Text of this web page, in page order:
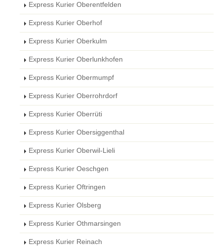
Express Kurier Oberentfelden
Express Kurier Oberhof
Express Kurier Oberkulm
Express Kurier Oberlunkhofen
Express Kurier Obermumpf
Express Kurier Oberrohrdorf
Express Kurier Oberrüti
Express Kurier Obersiggenthal
Express Kurier Oberwil-Lieli
Express Kurier Oeschgen
Express Kurier Oftringen
Express Kurier Olsberg
Express Kurier Othmarsingen
Express Kurier Reinach